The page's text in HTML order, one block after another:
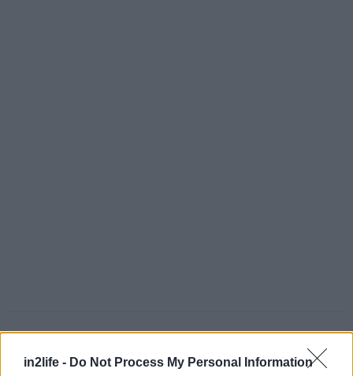
in2life - Do Not Process My Personal Information